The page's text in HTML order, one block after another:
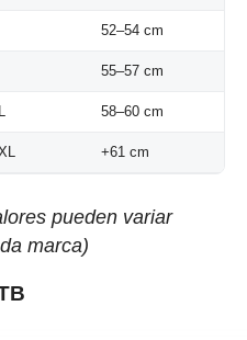
52–54 cm
55–57 cm
58–60 cm
+61 cm
pueden variar
marca)